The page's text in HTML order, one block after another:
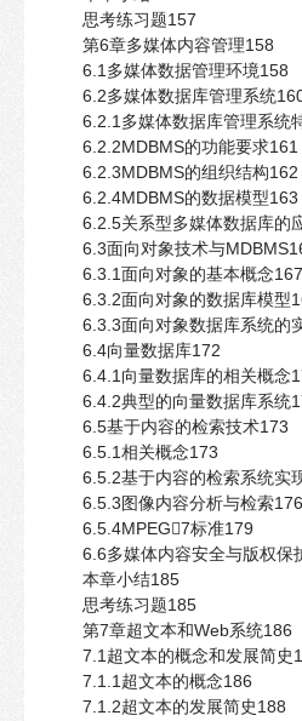
思考练习题157
第6章多媒体内容管理158
6.1多媒体数据管理环境158
6.2多媒体数据库管理系统
6.2.1多媒体数据库管理系统
6.2.2MDBMS的功能要求161
6.2.3MDBMS的组织结构162
6.2.4MDBMS的数据模型163
6.2.5关系型多媒体数据库的
6.3面向对象技术与
6.3.1面向对象的基本概念167
6.3.2面向对象的数据库模型
6.3.3面向对象数据库系统的
6.4向量数据库172
6.4.1向量数据库的相关概念
6.4.2典型的向量数据库系统
6.5基于内容的检索技术173
6.5.1相关概念173
6.5.2基于内容的检索系统实
6.5.3图像内容分析与检索176
6.5.4MPEG7标准179
6.6多媒体内容安全与版权保
本章小结185
思考练习题185
第7章超文本和Web系统186
7.1超文本的概念和发展简史
7.1.1超文本的概念186
7.1.2超文本的发展简史188